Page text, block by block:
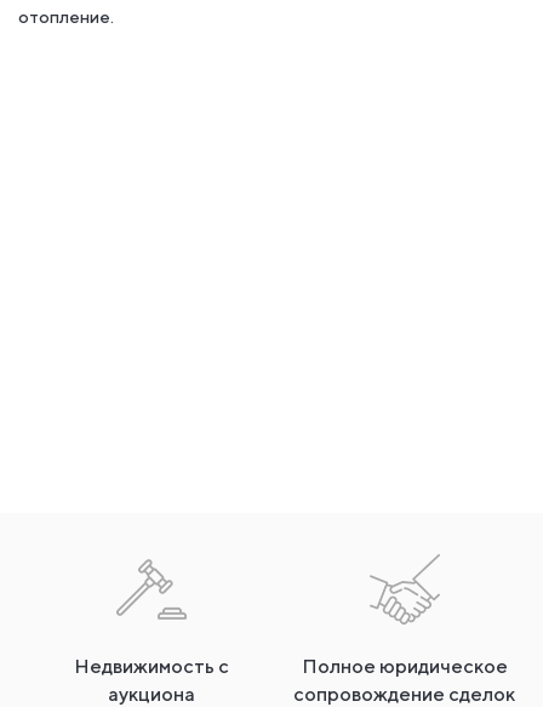
отопление.
Недвижимость с
аукциона
Полное юридическое
сопровождение сделок